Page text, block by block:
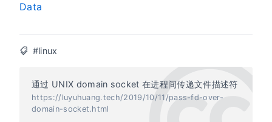
Data
#linux
通过 UNIX domain socket 在进程间传递文件描述符
https://luyuhuang.tech/2019/10/11/pass-fd-over-
domain-socket.html